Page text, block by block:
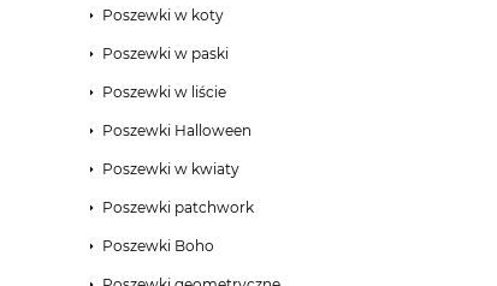
Poszewki w koty
Poszewki w paski
Poszewki w liście
Poszewki Halloween
Poszewki w kwiaty
Poszewki patchwork
Poszewki Boho